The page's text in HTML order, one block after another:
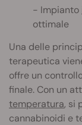
Impianto
ottimale
Una delle
terapeutica
offre un
finale. Con un
temperatura, si
cannabinoidi e